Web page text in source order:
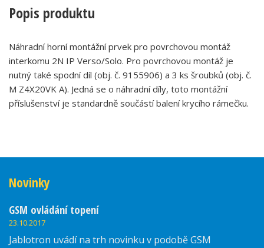
Popis produktu
Náhradní horní montážní prvek pro povrchovou montáž
interkomu 2N IP Verso/Solo. Pro povrchovou montáž je
nutný také spodní díl (obj. č. 9155906) a 3 ks šroubků (obj. č.
M Z4X20VK A). Jedná se o náhradní díly, toto montážní
příslušenství je standardně součástí balení krycího rámečku.
Novinky
GSM ovládání topení
23.10.2017
Jablotron uvádí na trh novinku v podobě GSM